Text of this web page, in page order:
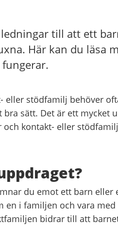
till att ett
Här kan du läsa
eller stödfamilj behöver
sätt. Det är ett mycket
och kontakt- eller
du emot ett barn eller
en i familjen och vara
bidrar till att